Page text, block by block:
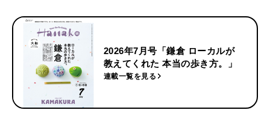
2026年7月号「鎌倉 ローカルが
教えてくれた 本当の歩き方。」
連載一覧を見る